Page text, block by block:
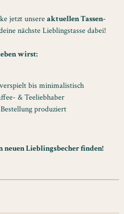
jetzt unsereaktuellen Tassen-
nächste Lieblingstasse dabei!
wirst:
bis minimalistisch
& Teeliebhaber
produziert
neuen Lieblingsbecher finden!